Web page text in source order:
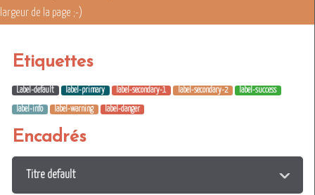
largeur de la page ;-)
Etiquettes
Label-default label-primary label-secondary-1 label-secondary-2 label-success
label-info label-warning label-danger
Encadrés
Titre default